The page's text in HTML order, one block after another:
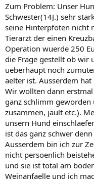
Zum Problem: Unser
Schwester(14J.) sehr
seine Hinterpfoten nicht
Tierarzt der einen
Operation wuerde 250
die Frage gestellt ob wir
ueberhaupt noch
aelter ist. Ausserdem
Wir wollten dann
ganz schlimm
zusammen, jault etc.).
unsern Hund
ist das ganz schwer
Ausserdem bin ich zur
nicht persoenlich
und sie ist total am
Weinanfaelle und ich